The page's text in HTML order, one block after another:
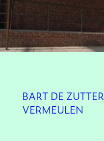
BART DE
VERMEULEN